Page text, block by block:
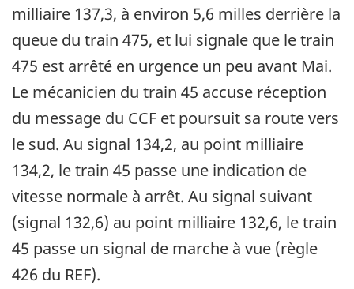
milliaire 137,3, à environ 5,6 milles derrière la
queue du train 475, et lui signale que le train
475 est arrêté en urgence un peu avant Mai.
Le mécanicien du train 45 accuse réception
du message du CCF et poursuit sa route vers
le sud. Au signal 134,2, au point milliaire
134,2, le train 45 passe une indication de
vitesse normale à arrêt. Au signal suivant
(signal 132,6) au point milliaire 132,6, le train
45 passe un signal de marche à vue (règle
426 du REF).